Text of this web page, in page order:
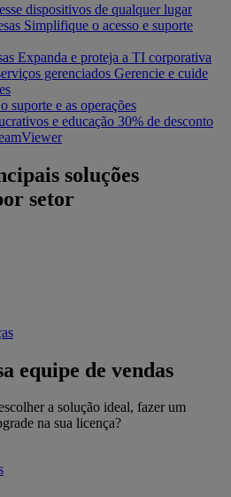
dispositivos de qualquer lugar
Simplifique o acesso e suporte
Expanda e proteja a TI corporativa
gerenciados Gerencie e cuide
suporte e as operações
e educação 30% de desconto
soluções
setor
equipe de vendas
a solução ideal, fazer um
na sua licença?